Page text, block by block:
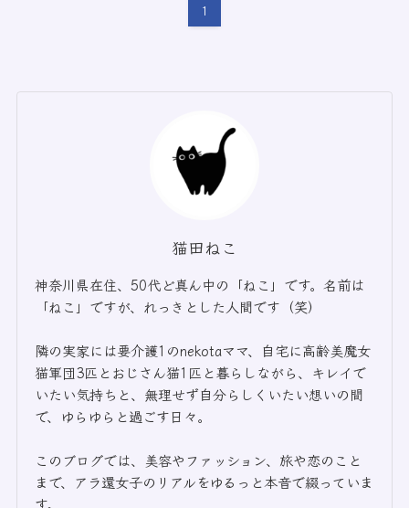
1
猫田ねこ
神奈川県在住、50代ど真ん中の「ねこ」です。名前は
「ねこ」ですが、れっきとした人間です（笑）
隣の実家には要介護1のnekotaママ、自宅に高齢美魔女
猫軍団3匹とおじさん猫1匹と暮らしながら、キレイで
いたい気持ちと、無理せず自分らしくいたい想いの間
で、ゆらゆらと過ごす日々。
このブログでは、美容やファッション、旅や恋のこと
まで、アラ還女子のリアルをゆるっと本音で綴っていま
す。